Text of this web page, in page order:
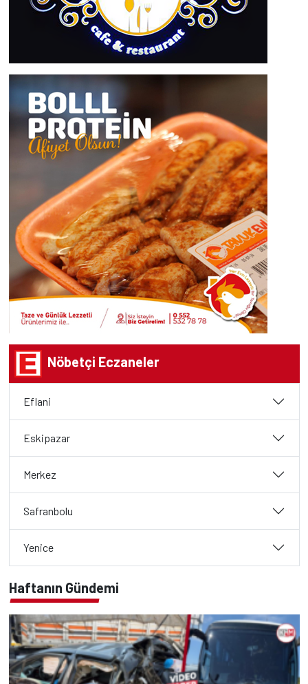
Nöbetçi Eczaneler
Eflani
Eskipazar
Merkez
Safranbolu
Yenice
Haftanın Gündemi